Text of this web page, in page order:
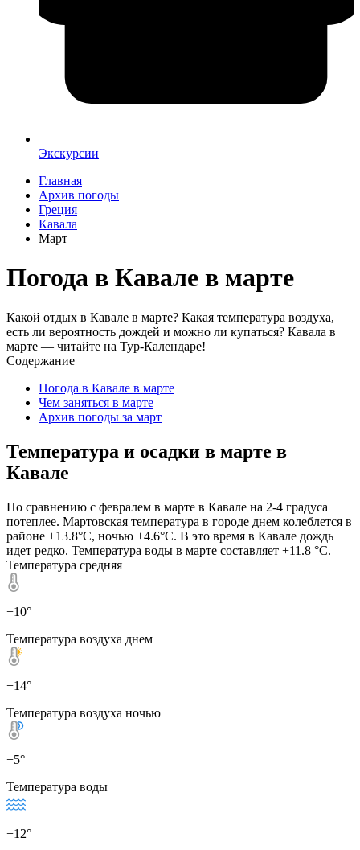
Экскурсии
Главная
Архив погоды
Греция
Кавала
Март
Погода в Кавале в марте
Какой отдых в Кавале в марте? Какая температура воздуха,
есть ли вероятность дождей и можно ли купаться? Кавала в
марте — читайте на Тур-Календаре!
Содержание
Погода в Кавале в марте
Чем заняться в марте
Архив погоды за март
Температура и осадки в марте в
Кавале
По сравнению с февралем в марте в Кавале на 2-4 градуса
потеплее. Мартовская температура в городе днем колеблется в
районе +13.8°C, ночью +4.6°C. В это время в Кавале дождь
идет редко. Температура воды в марте составляет +11.8 °C.
Температура средняя
+10°
Температура воздуха днем
+14°
Температура воздуха ночью
+5°
Температура воды
+12°